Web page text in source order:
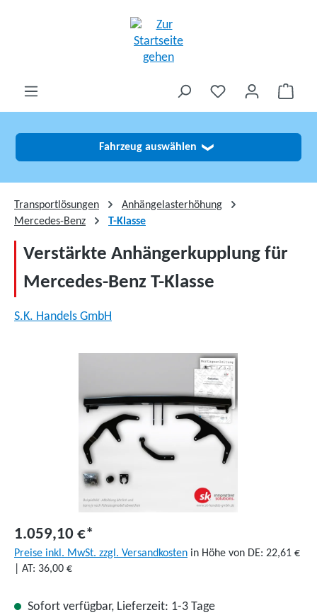
Fahrzeug auswählen ❯
Transportlösungen
Anhängelasterhöhung
Mercedes-Benz
T-Klasse
Verstärkte Anhängerkupplung für
Mercedes-Benz T-Klasse
S.K. Handels GmbH
1.059,10 €*
Preise inkl. MwSt. zzgl. Versandkosten in Höhe von DE: 22,61 €
| AT: 36,00 €
Sofort verfügbar, Lieferzeit: 1-3 Tage